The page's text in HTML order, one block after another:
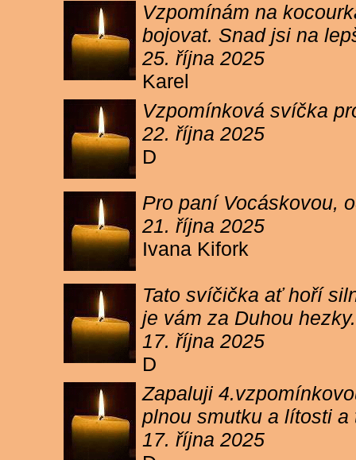
Vzpomínám na
bojovat. Snad jsi na
25. října 2025
Karel
Vzpomínková svíčka
22. října 2025
D
Pro paní Vocáskovou,
21. října 2025
Ivana Kifork
Tato svíčička ať hoří
je vám za Duhou
17. října 2025
D
Zapaluji
plnou smutku a lítosti
17. října 2025